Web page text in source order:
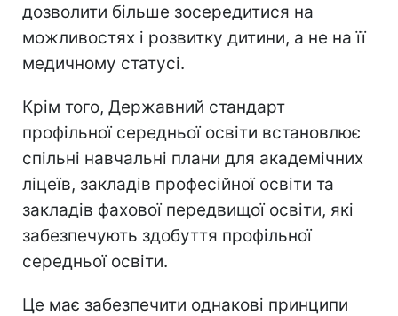
дозволити більше зосередитися на
можливостях і розвитку дитини, а не на її
медичному статусі.
Крім того, Державний стандарт
профільної середньої освіти встановлює
спільні навчальні плани для академічних
ліцеїв, закладів професійної освіти та
закладів фахової передвищої освіти, які
забезпечують здобуття профільної
середньої освіти.
Це має забезпечити однакові принципи